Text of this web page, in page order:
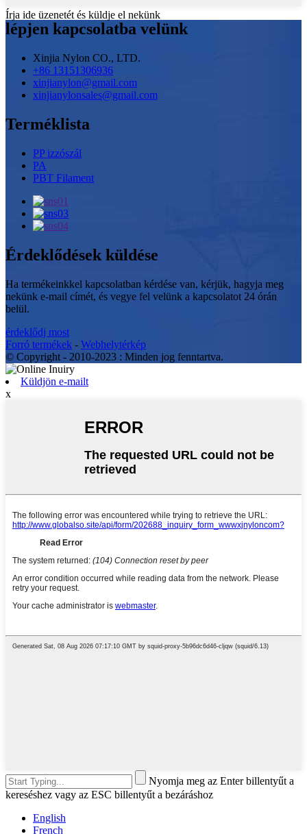
Írja ide üzenetét és küldje el nekünk
lépjen kapcsolatba velünk
Xinjia Nylon CO., LTD.
+86 13151306936
xinjianylon@gmail.com
xinjianylonsales@gmail.com
Terméklista
PP izzószál
PA
PBT Filament
Érdeklődések küldése
Ha termékeinkkel kapcsolatban kérdése van, kérjük, hagyja meg
nekünk e-mail címét, és vegye fel velünk a kapcsolatot 24 órán
belül.
érdeklődj most
Forró termékek - Webhelytérkép
© Copyright - 2010-2023 : Minden jog fenntartva.
Küldjön e-mailt
x
Nyomja meg az Enter billentyűt a
kereséshez vagy az ESC billentyűt a bezáráshoz
English
French